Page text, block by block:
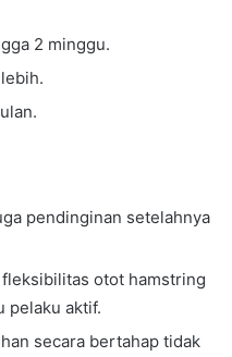
2 minggu.
pendinginan setelahnya
otot hamstring
pelaku aktif.
secara bertahap tidak